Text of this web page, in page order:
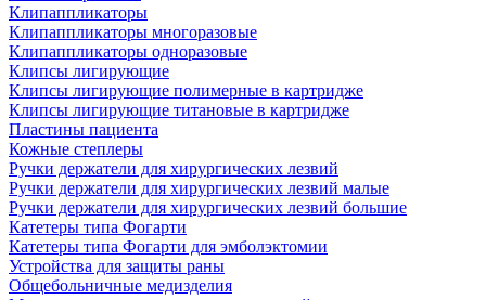
Клипаппликаторы
Клипаппликаторы многоразовые
Клипаппликаторы одноразовые
Клипсы лигирующие
Клипсы лигирующие полимерные в картридже
Клипсы лигирующие титановые в картридже
Пластины пациента
Кожные степлеры
Ручки держатели для хирургических лезвий
Ручки держатели для хирургических лезвий малые
Ручки держатели для хирургических лезвий большие
Катетеры типа Фогарти
Катетеры типа Фогарти для эмболэктомии
Устройства для защиты раны
Общебольничные медизделия